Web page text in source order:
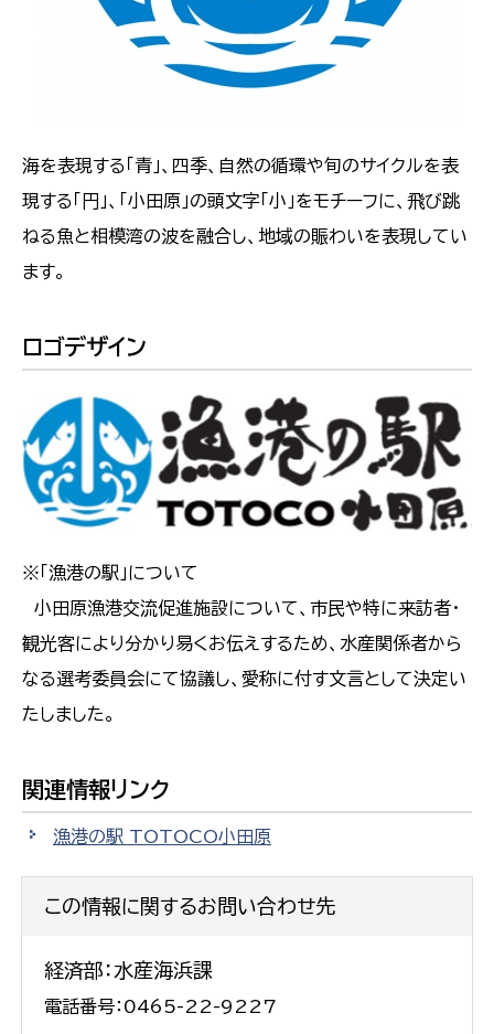
海を表現する「青」、四季、自然の循環や旬のサイクルを表
現する「円」、「小田原」の頭文字「小」をモチーフに、飛び跳
ねる魚と相模湾の波を融合し、地域の賑わいを表現してい
ます。
ロゴデザイン
※「漁港の駅」について
小田原漁港交流促進施設について、市民や特に来訪者・
観光客により分かり易くお伝えするため、水産関係者から
なる選考委員会にて協議し、愛称に付す文言として決定い
たしました。
関連情報リンク
漁港の駅 TOTOCO小田原
この情報に関するお問い合わせ先
経済部：水産海浜課
電話番号：0465-22-9227